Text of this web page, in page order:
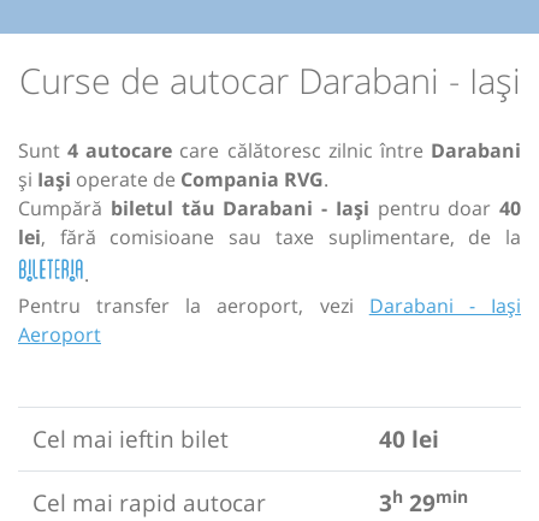
Curse de autocar Darabani - Iași
Sunt4 autocare care călătoresc zilnic între Darabani
și Iași operate de Compania RVG.
Cumpără biletul tău Darabani - Iași pentru doar 40
lei, fără comisioane sau taxe suplimentare, de la
.
Pentru transfer la aeroport, vezi Darabani - Iași
Aeroport
Cel mai ieftin bilet
40 lei
Cel mai rapid autocar
3h 29min